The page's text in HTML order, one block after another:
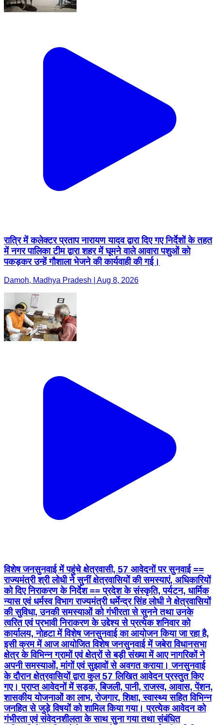
रात्रि में कलेक्टर प्रताप नारायण यादव द्वारा दिए गए निर्देशों के तहत
में नगर पालिका टीम द्वारा शहर में घूमने वाले आवारा पशुओं को
पकड़कर उन्हें गौशाला भेजने की कार्यवाही की गई।
Damoh, Madhya Pradesh | Aug 8, 2026
विशेष जनसुनवाई में पहुंचे क्षेत्रवासी, 57 आवेदनों पर सुनवाई ==
राज्यमंत्री श्री लोधी ने सुनीं क्षेत्रवासियों की समस्याएं, अधिकारियों
को दिए निराकरण के निर्देश == प्रदेश के संस्कृति, पर्यटन, धार्मिक
न्यास एवं धर्मस्व विभाग राज्यमंत्री धर्मेन्द्र सिंह लोधी ने क्षेत्रवासियों
की सुविधा, उनकी समस्याओं को गंभीरता से सुनने तथा उनके
त्वरित एवं प्रभावी निराकरण के उद्देश्य से प्रत्येक शनिवार को
कार्यालय, नोहटा में विशेष जनसुनवाई का आयोजन किया जा रहा है,
इसी क्रम में आज आयोजित विशेष जनसुनवाई में जबेरा विधानसभा
क्षेत्र के विभिन्न ग्रामों एवं क्षेत्रों से बड़ी संख्या में आए नागरिकों ने
अपनी समस्याओं, मांगों एवं सुझावों से अवगत कराया। जनसुनवाई
के दौरान क्षेत्रवासियों द्वारा कुल 57 लिखित आवेदन प्रस्तुत किए
गए। प्राप्त आवेदनों में सड़क, बिजली, पानी, राजस्व, आवास, पेंशन,
शासकीय योजनाओं का लाभ, रोजगार, शिक्षा, स्वास्थ्य सहित विभिन्न
जनहित से जुड़े विषयों को शामिल किया गया। प्रत्येक आवेदन को
गंभीरता एवं संवेदनशीलता के साथ सुना गया तथा संबंधित